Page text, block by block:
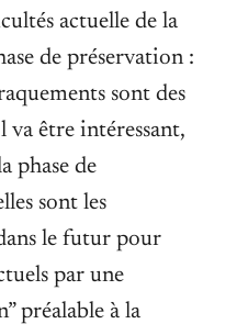
actuelle de la
de préservation :
sont des
va être intéressant,
phase de
sont les
le futur pour
par une
préalable à la